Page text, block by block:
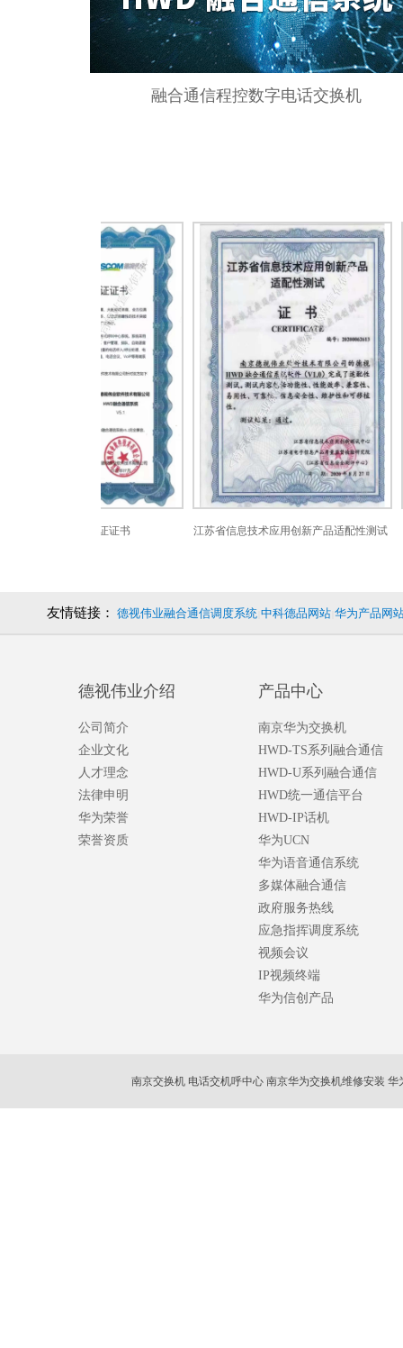
融合通信程控数字电话交换机
产品兼容互认证证书 江苏省信息技术应用创新产品适配性测试
友情链接： 德视伟业融合通信调度系统 中科德品网站 华为产品网
德视伟业介绍
公司简介
企业文化
人才理念
法律申明
华为荣誉
荣誉资质
产品中心
南京华为交换机
HWD-TS系列融合通信
HWD-U系列融合通信
HWD统一通信平台
HWD-IP话机
华为UCN
华为语音通信系统
多媒体融合通信
政府服务热线
应急指挥调度系统
视频会议
IP视频终端
华为信创产品
南京交换机 电话交机呼中心 南京华为交换机维修安装